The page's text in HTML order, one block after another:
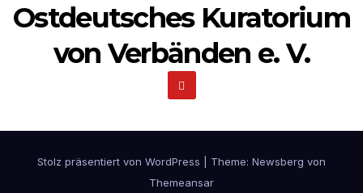
Ostdeutsches Kuratorium
von Verbänden e. V.
Stolz präsentiert von WordPress Theme: Newsberg von
Themeansar